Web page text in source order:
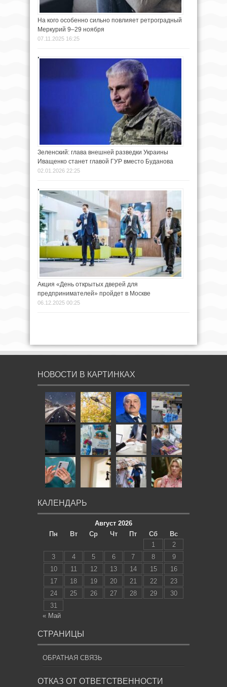
На кого особенно сильно повлияет ретроградный
Меркурий 9–29 ноября
07.11.2025 16:25
Зеленский: глава внешней разведки Украины
Иващенко станет главой ГУР вместо Буданова
02.01.2026 22:25
Акция «День открытых дверей для
предпринимателей» пройдет в Москве
06.12.2025 00:25
НОВОСТИ В КАРТИНКАХ
КАЛЕНДАРЬ
Август 2026
Пн
Вт Ср Чт Пт Сб
Вс
1
2
3
4 5 6 7 8
9
10
11 12 13 14 15
16
17
18 19 20 21 22
23
24
25 26 27 28 29
30
31
« Май
СТРАНИЦЫ
ОБРАТНАЯ СВЯЗЬ
ОТКАЗ ОТ ОТВЕТСТВЕННОСТИ